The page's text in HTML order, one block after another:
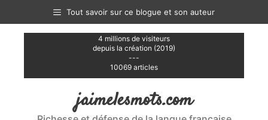
contenu
Tout savoir sur ce blogue et son auteur
4 millions de visiteurs
depuis la création (2019)
---
10069 articles
jaimelesmots.com